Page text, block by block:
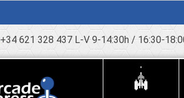
+34 621 328 437 L-V 9-14:30h / 16:30-